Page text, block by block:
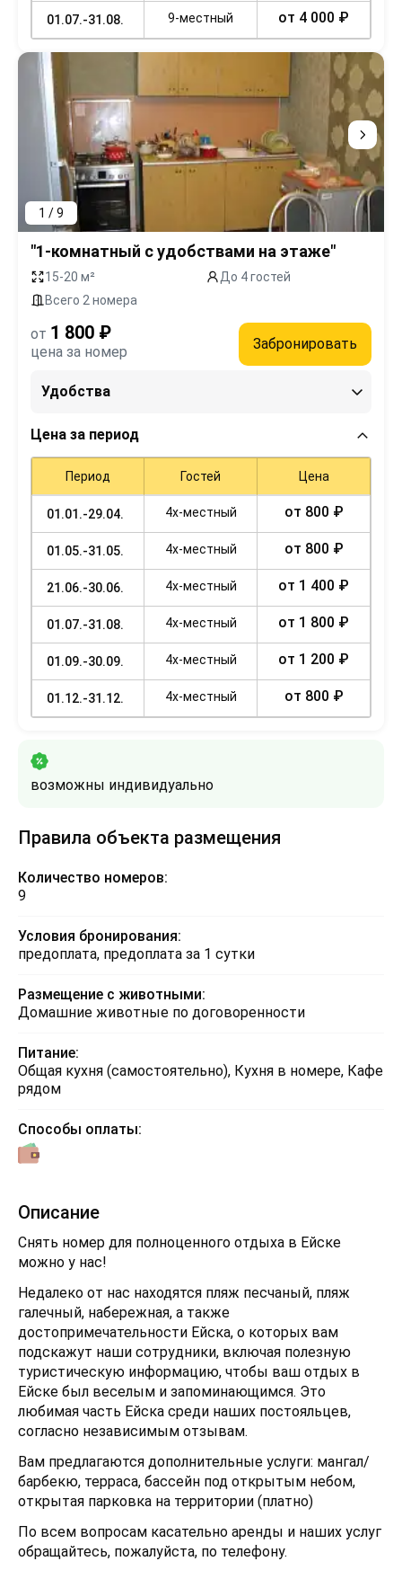
01.07.-31.08. 9-местный от 4 000 ₽
1 / 9
"1-комнатный с удобствами на этаже"
15-20 м²
До 4 гостей
Всего 2 номера
от 1 800 ₽
цена за номер Забронировать
Удобства
Цена за период
Период Гостей Цена
01.01.-29.04. 4х-местный от 800 ₽
01.05.-31.05. 4х-местный от 800 ₽
21.06.-30.06. 4х-местный от 1 400 ₽
01.07.-31.08. 4х-местный от 1 800 ₽
01.09.-30.09. 4х-местный от 1 200 ₽
01.12.-31.12. 4х-местный от 800 ₽
возможны индивидуально
Правила объекта размещения
Количество номеров:
9
Условия бронирования:
предоплата, предоплата за 1 сутки
Размещение с животными:
Домашние животные по договоренности
Питание:
Общая кухня (самостоятельно), Кухня в номере, Кафе
рядом
Способы оплаты:
Описание
Снять номер для полноценного отдыха в Ейске
можно у нас!
Недалеко от нас находятся пляж песчаный, пляж
галечный, набережная, а также
достопримечательности Ейска, о которых вам
подскажут наши сотрудники, включая полезную
туристическую информацию, чтобы ваш отдых в
Ейске был веселым и запоминающимся. Это
любимая часть Ейска среди наших постояльцев,
согласно независимым отзывам.
Вам предлагаются дополнительные услуги: мангал/
барбекю, терраса, бассейн под открытым небом,
открытая парковка на территории (платно)
По всем вопросам касательно аренды и наших услуг
обращайтесь, пожалуйста, по телефону.